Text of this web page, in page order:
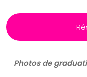
Photos de